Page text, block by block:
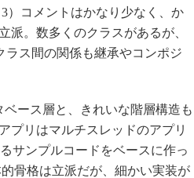
）コメントはかなり少なく、か
派。数多くのクラスがあるが、
ラス間の関係も継承やコンポジ
ース層と、きれいな階層構造も
プリはマルチスレッドのアプリ
サンプルコードをベースに作っ
骨格は立派だが、細かい実装が